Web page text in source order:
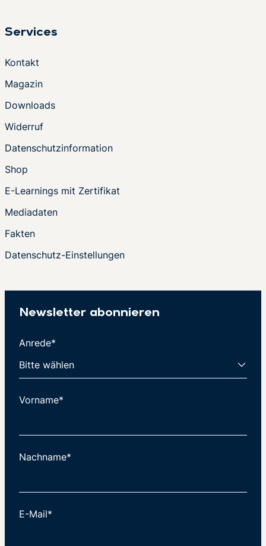
Services
Kontakt
Magazin
Downloads
Widerruf
Datenschutzinformation
Shop
E-Learnings mit Zertifikat
Mediadaten
Fakten
Datenschutz-Einstellungen
Newsletter abonnieren
Anrede*
Vorname*
Nachname*
E-Mail*